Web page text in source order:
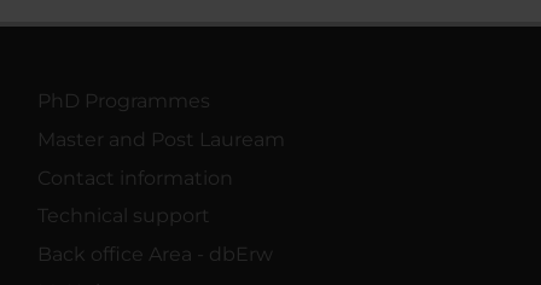
PhD Programmes
Master and Post Lauream
Contact information
Technical support
Back office Area - dbErw